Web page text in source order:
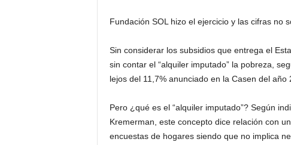
Fundación SOL hizo el ejercicio y las cifras no
Sin considerar los subsidios que entrega el
sin contar el “alquiler imputado” la pobreza,
lejos del 11,7% anunciado en la Casen del año
Pero ¿qué es el “alquiler imputado”? Según
Kremerman, este concepto dice relación con
encuestas de hogares siendo que no implica